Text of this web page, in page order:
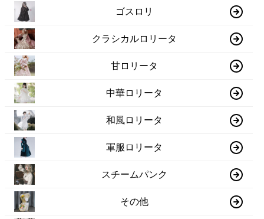
ゴスロリ
クラシカルロリータ
甘ロリータ
中華ロリータ
和風ロリータ
軍服ロリータ
スチームパンク
その他